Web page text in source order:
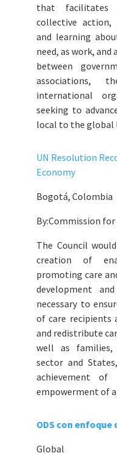
that facilitates
collective action,
and learning
need, as work,
between
associations,
international
seeking to
local to the global
UN Resolution
Economy
Bogotá, Colombia
By:Commission
The Council
creation of
promoting care
development
necessary to
of care recipients
and redistribute
well as families,
sector and
achievement of
empowerment of
ODS con enfoque
Global